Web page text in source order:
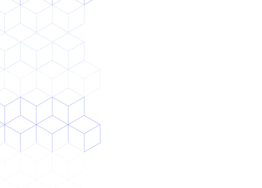
効果
AI導入・内製化の最初の一歩を踏み出せる
プロンプトを自分で考えて書け、AIチャットを
最大限活用できるスキルを獲得（エージェント
時代にも陳腐化しない）